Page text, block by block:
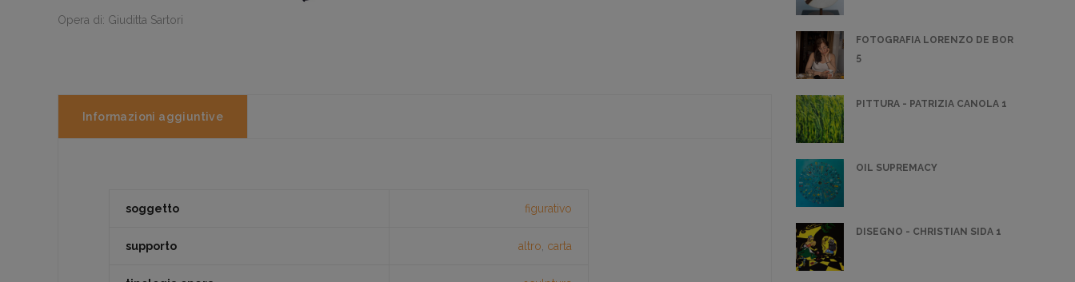
Opera di: Giuditta Sartori
Informazioni aggiuntive
soggetto figurativo
supporto altro, carta
FOTOGRAFIA LORENZO DE BOR
5
PITTURA - PATRIZIA CANOLA 1
OIL SUPREMACY
DISEGNO - CHRISTIAN SIDA 1